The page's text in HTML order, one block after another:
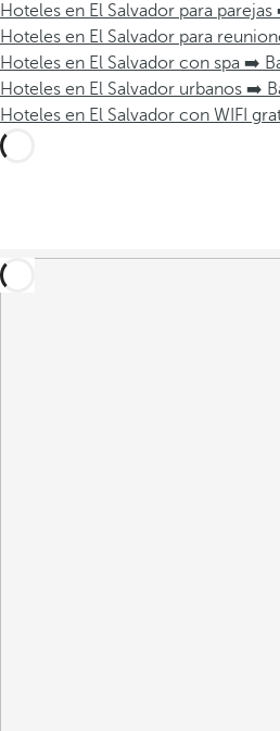
Hoteles en El Salvador para
Hoteles en El Salvador para
Hoteles en El Salvador con spa ➡️
Hoteles en El Salvador urbanos ➡️
Hoteles en El Salvador con WIFI